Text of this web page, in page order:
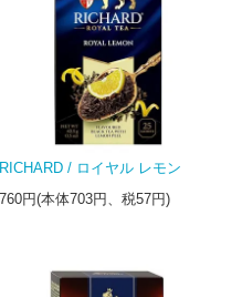
RICHARD / ロイヤル レモン
760円(本体703円、税57円)